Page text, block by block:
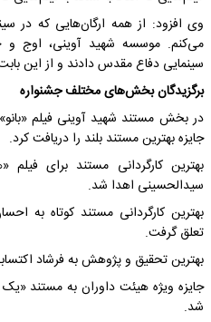
وی افزود: از همه ارگان‌هایی که در
می‌کنم. موسسه شهید آوینی، اوج و
‌سینمایی دفاع مقدس دادند و از این
برگزیدگان بخش‌های مختلف جشنواره
در بخش مستند شهید آوینی فیلم
جایزه بهترین مستند بلند را دریافت کرد.
بهترین کارگردانی مستند برای
سیدالحسینی اهدا شد.
بهترین کارگردانی مستند کوتاه به
تعلق گرفت.
بهترین تحقیق و پژوهش به فرشاد
جایزه ویژه هیئت داوران به مستند
شد.